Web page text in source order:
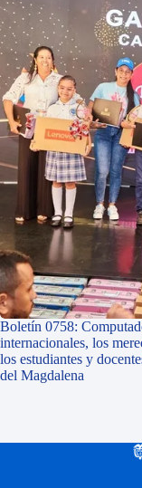
Boletín 0758:
internacionales, los
los estudiantes y
del Magdalena